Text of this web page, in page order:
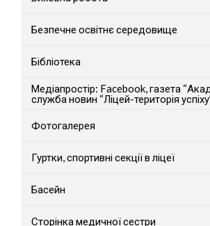
Безпечне освітнє середовище
Бібліотека
Медіапростір: Facebook, газета
служба новин “Ліцей-територія
Фотогалерея
Гуртки, спортивні секції в ліцеї
Басейн
Сторінка медичної сестри